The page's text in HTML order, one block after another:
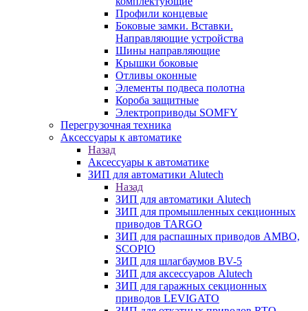
Профили концевые
Боковые замки. Вставки.
Направляющие устройства
Шины направляющие
Крышки боковые
Отливы оконные
Элементы подвеса полотна
Короба защитные
Электроприводы SOMFY
Перегрузочная техника
Аксессуары к автоматике
Назад
Аксессуары к автоматике
ЗИП для автоматики Alutech
Назад
ЗИП для автоматики Alutech
ЗИП для промышленных секционных
приводов TARGO
ЗИП для распашных приводов AMBO,
SCOPIO
ЗИП для шлагбаумов BV-5
ЗИП для аксессуаров Alutech
ЗИП для гаражных секционных
приводов LEVIGATO